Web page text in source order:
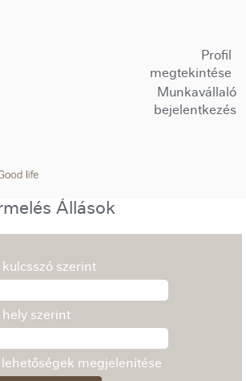
Profil
megtekintése
Munkavállaló
bejelentkezés
Állások
szerint
hely szerint
megjelenítése